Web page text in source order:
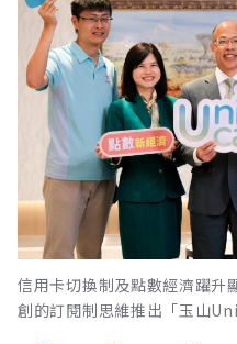
信用卡切換制及點數經濟躍升
創的訂閱制思維推出「玉山